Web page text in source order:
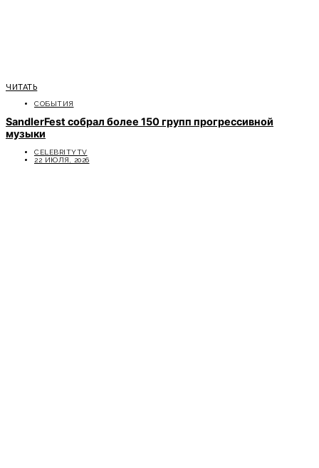
ЧИТАТЬ
СОБЫТИЯ
SandlerFest собрал более 150 групп прогрессивной
музыки
CELEBRITYTV
22 ИЮЛЯ, 2026